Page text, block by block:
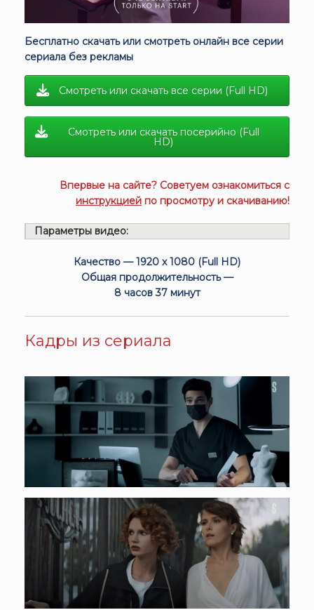
Бесплатно скачать или смотреть онлайн все серии
сериала без рекламы
Смотреть или скачать все серии (Full HD)
Смотреть или скачать посерийно (Full
HD)
Впервые на сайте? Советуем ознакомиться с
инструкцией по просмотру и скачиванию!
Параметры видео:
Качество — 1920 x 1080 (Full HD)
Общая продолжительность —
8 часов 37 минут
Кадры из сериала